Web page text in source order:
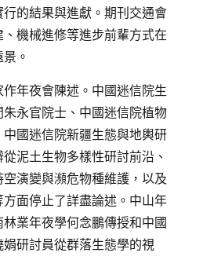
的結果與進獻。期刊交通會
機械進修等進步前輩方式在
。
年夜會陳述。中國迷信院生
永官院士、中國迷信院植物
國迷信院新疆生態與地輿研
泥土生物多樣性研討前沿、
演變與瀕危物種維護，以及
面停止了詳盡論述。中山年
業年夜學何念鵬傳授和中國
研討員從群落生態學的視